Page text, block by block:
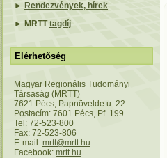
► Rendezvények, hírek
► MRTTtagdíj
Elérhetőség
Magyar Regionális Tudományi
Társaság (MRTT)
7621 Pécs, Papnövelde u. 22.
Postacím: 7601 Pécs, Pf. 199.
Tel: 72-523-800
Fax: 72-523-806
E-mail: mrtt@mrtt.hu
Facebook: mrtt.hu